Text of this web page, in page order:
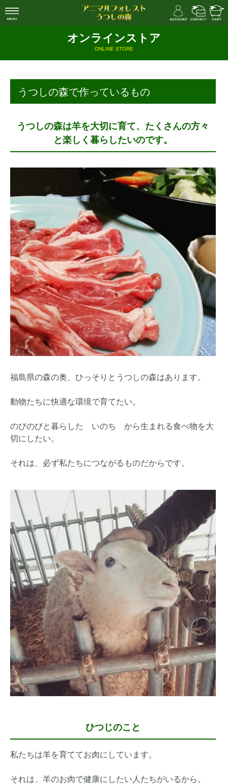
オンラインストア
ONLINE STORE
うつしの森で作っているもの
うつしの森は羊を大切に育て、たくさんの方々
と楽しく暮らしたいのです。
福島県の森の奥、ひっそりとうつしの森はあります。
動物たちに快適な環境で育てたい。
のびのびと暮らした いのち から生まれる食べ物を大
切にしたい。
それは、必ず私たちにつながるものだからです。
ひつじのこと
私たちは羊を育ててお肉にしています。
それは、羊のお肉で健康にしたい人たちがいるから。